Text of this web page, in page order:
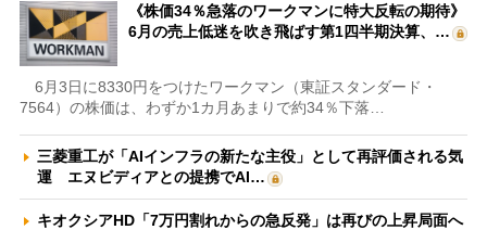
《株価34％急落のワークマンに特大反転の期待》
6月の売上低迷を吹き飛ばす第1四半期決算、…
6月3日に8330円をつけたワークマン（東証スタンダード・
7564）の株価は、わずか1カ月あまりで約34％下落…
三菱重工が「AIインフラの新たな主役」として再評価される気
運 エヌビディアとの提携でAI…
キオクシアHD「7万円割れからの急反発」は再びの上昇局面へ